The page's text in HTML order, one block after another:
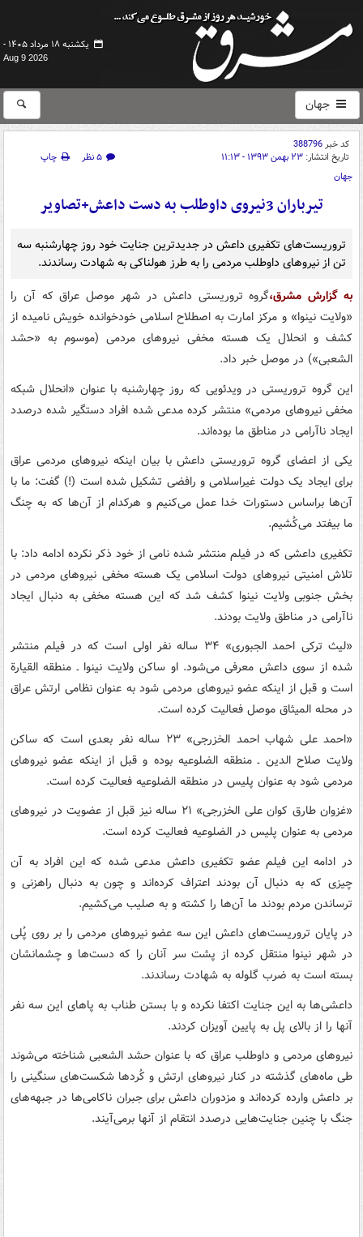
یکشنبه ۱۸ مرداد ۱۴۰۵ -
Aug 9 2026
جهان
کد خبر388796
تاریخ انتشار: ۲۳ بهمن ۱۳۹۳ - ۱۱:۱۳ ۵ نظر
چاپ
جهان
تیرباران 3نیروی داوطلب به دست داعش+تصاویر
تروریست‌های تکفیری داعش در جدید‌ترین جنایت خود روز چهارشنبه سه
تن از نیروهای داوطلب مردمی را به طرز هولناکی به شهادت رساندند.
به گزارش مشرق،گروه تروریستی داعش در شهر موصل عراق که آن را
«ولایت نینوا» و مرکز امارت به اصطلاح اسلامی خودخوانده خویش نامیده از
کشف و انحلال یک هسته مخفی نیروهای مردمی (موسوم به «حشد
الشعبی») در موصل خبر داد.
این گروه تروریستی در ویدئویی که روز چهارشنبه با عنوان «انحلال شبکه
مخفی نیروهای مردمی» منتشر کرده مدعی شده افراد دستگیر شده درصدد
ایجاد ناآرامی در مناطق ما بوده‌اند.
یکی از اعضای گروه تروریستی داعش با بیان اینکه نیروهای مردمی عراق
برای ایجاد یک دولت غیراسلامی و رافضی تشکیل شده است (!) گفت: ما با
آن‌ها براساس دستورات خدا عمل می‌کنیم و هرکدام از آن‌ها که به چنگ
ما بیفتد می‌کُشیم.
تکفیری داعشی که در فیلم منتشر شده نامی از خود ذکر نکرده ادامه داد: با
تلاش امنیتی نیروهای دولت اسلامی یک هسته مخفی نیروهای مردمی در
بخش جنوبی ولایت نینوا کشف شد که این هسته مخفی به دنبال ایجاد
ناآرامی در مناطق ولایت بودند.
«لیث ترکی احمد الجبوری» ۳۴ ساله نفر اولی است که در فیلم منتشر
شده از سوی داعش معرفی می‌شود. او ساکن ولایت نینوا ـ منطقه القیارة
است و قبل از اینکه عضو نیروهای مردمی شود به عنوان نظامی ارتش عراق
در محله المیثاق موصل فعالیت کرده است.
«احمد علی شهاب احمد الخزرجی» ۲۳ ساله نفر بعدی است که ساکن
ولایت صلاح الدین ـ منطقه الضلوعیه بوده و قبل از اینکه عضو نیروهای
مردمی شود به عنوان پلیس در منطقه الضلوعیه فعالیت کرده است.
«غزوان طارق کوان علی الخزرجی» ۲۱ ساله نیز قبل از عضویت در نیروهای
مردمی به عنوان پلیس در الضلوعیه فعالیت کرده است.
در ادامه این فیلم عضو تکفیری داعش مدعی شده که این افراد به آن
چیزی که به دنبال آن بودند اعتراف کرده‌اند و چون به دنبال راهزنی و
ترساندن مردم بودند ما آن‌ها را کشته و به صلیب می‌کشیم.
در پایان تروریست‌های داعش این سه عضو نیروهای مردمی را بر روی پُلی
در شهر نینوا منتقل کرده از پشت سر آنان را که دست‌ها و چشمانشان
بسته است به ضرب گلوله به شهادت رساندند.
داعشی‌ها به این جنایت اکتفا نکرده و با بستن طناب به پاهای این سه نفر
آنها را از بالای پل به پایین آویزان کردند.
نیروهای مردمی و داوطلب عراق که با عنوان حشد الشعبی شناخته می‌شوند
طی ماه‌های گذشته در کنار نیروهای ارتش و کُردها شکست‌های سنگینی را
بر داعش وارده کرده‌اند و مزدوران داعش برای جبران ناکامی‌ها در جبهه‌های
جنگ با چنین جنایت‌هایی درصدد انتقام از آنها برمی‌آیند.